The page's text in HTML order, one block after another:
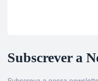
Subscrever a